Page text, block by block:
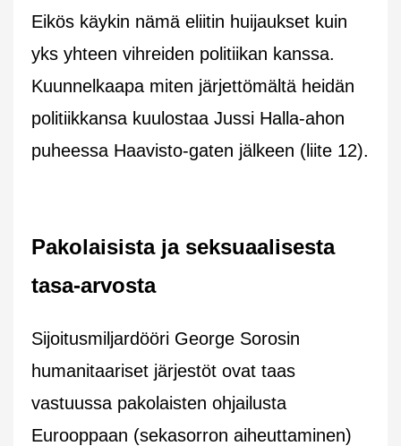
Eikös käykin nämä eliitin huijaukset kuin
yks yhteen vihreiden politiikan kanssa.
Kuunnelkaapa miten järjettömältä heidän
politiikkansa kuulostaa Jussi Halla-ahon
puheessa Haavisto-gaten jälkeen (liite 12).
Pakolaisista ja seksuaalisesta
tasa-arvosta
Sijoitusmiljardööri George Sorosin
humanitaariset järjestöt ovat taas
vastuussa pakolaisten ohjailusta
Eurooppaan (sekasorron aiheuttaminen)